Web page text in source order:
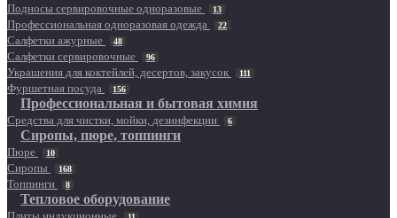
Подносы сервировочные одноразовые 13
Профессиональная одноразовая одежда 22
Салфетки ажурные 48
Салфетки сервировочные 96
Украшения для коктейлей, десертов, закусок 111
Фуршетная посуда 156
Профессиональная и бытовая химия
Средства для чистки, мойки, дезинфекции 6
Сиропы, пюре, топпинги
Пюре 10
Сиропы 168
Топпинги 8
Тепловое оборудование